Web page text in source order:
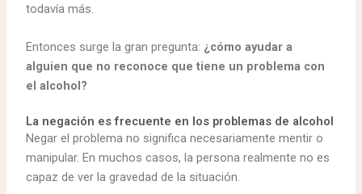
todavía más.
Entonces surge la gran pregunta: ¿cómo ayudar a
alguien que no reconoce que tiene un problema con
el alcohol?
La negación es frecuente en los problemas de alcohol
Negar el problema no significa necesariamente mentir o
manipular. En muchos casos, la persona realmente no es
capaz de ver la gravedad de la situación.